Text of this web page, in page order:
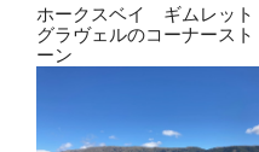
ホークスベイ ギムレット
グラヴェルのコーナースト
ーン